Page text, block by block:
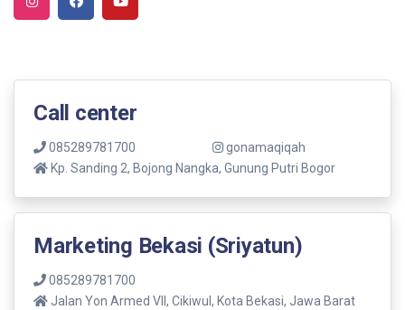
Call center
085289781700
gonamaqiqah
Kp. Sanding 2, Bojong Nangka, Gunung Putri Bogor
Marketing Bekasi (Sriyatun)
085289781700
Jalan Yon Armed VII, Cikiwul, Kota Bekasi, Jawa Barat